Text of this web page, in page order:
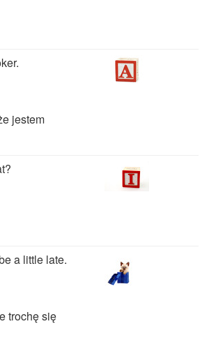
jestem
a little late.
trochę się